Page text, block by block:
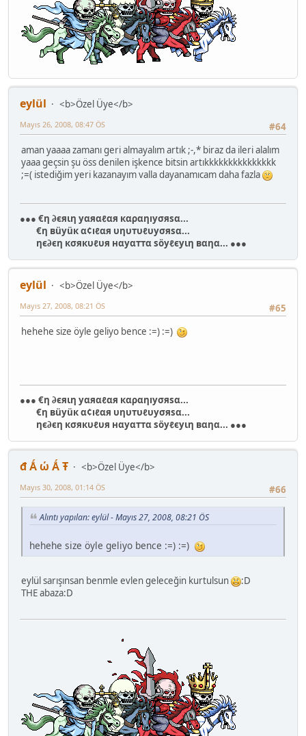
eylül
<b>Özel Üye</b>
#64
Mayıs 26, 2008, 08:47 ÖS
aman yaaaa zamanı geri almayalım artık ;-,* biraz da ileri alalım
yaaa geçsin şu öss denilen işkence bitsin artıkkkkkkkkkkkkkkk
;=( istediğim yeri kazanayım valla dayanamıcam daha fazla
●●● €η ∂єяιη уαяαℓαя кαραηıуσяѕα...
€η вüуüк α¢ıℓαя υηυтυℓυуσяѕα...
ηє∂єη кσякυℓυя нαуαттα ѕöуℓєуιη вαηα... ●●●
eylül
<b>Özel Üye</b>
#65
Mayıs 27, 2008, 08:21 ÖS
hehehe size öyle geliyo bence :=) :=)
●●● €η ∂єяιη уαяαℓαя кαραηıуσяѕα...
€η вüуüк α¢ıℓαя υηυтυℓυуσяѕα...
ηє∂єη кσякυℓυя нαуαттα ѕöуℓєуιη вαηα... ●●●
đ Ǻ ώ Ǻ Ŧ
<b>Özel Üye</b>
#66
Mayıs 30, 2008, 01:14 ÖS
Alıntı yapılan: eylül - Mayıs 27, 2008, 08:21 ÖS
hehehe size öyle geliyo bence :=) :=)
eylül sarışınsan benmle evlen geleceğin kurtulsun
:D
THE abaza:D